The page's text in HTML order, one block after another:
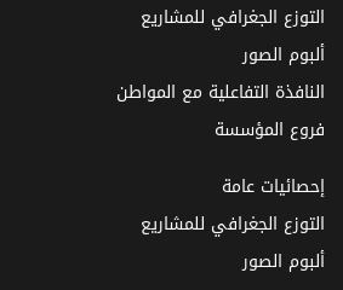
التوزع الجغرافي للمشاريع
ألبوم الصور
النافذة التفاعلية مع المواطن
فروع المؤسسة
إحصائيات عامة
التوزع الجغرافي للمشاريع
ألبوم الصور